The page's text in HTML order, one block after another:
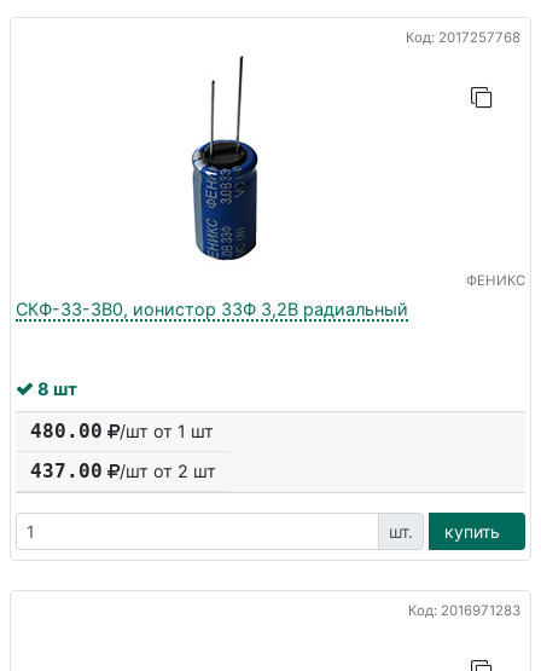
Код: 2017257768
ФЕНИКС
СКФ-33-3В0, ионистор 33Ф 3,2В радиальный
8 шт
480.00 /шт от 1 шт
437.00 /шт от 2 шт
шт. купить
Код: 2016971283